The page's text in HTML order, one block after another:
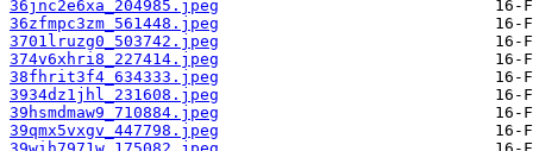
36jnc2e6xa_204985.jpeg
36zfmpc3zm_561448.jpeg
3701lruzg0_503742.jpeg
374v6xhri8_227414.jpeg
38fhrit3f4_634333.jpeg
3934dz1jhl_231608.jpeg
39hsmdmaw9_710884.jpeg
39qmx5vxgv_447798.jpeg